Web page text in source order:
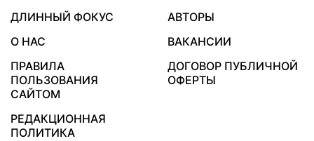
ДЛИННЫЙ ФОКУС
АВТОРЫ
О НАС
ВАКАНСИИ
ПРАВИЛА
ПОЛЬЗОВАНИЯ
САЙТОМ
ДОГОВОР ПУБЛИЧНОЙ
ОФЕРТЫ
РЕДАКЦИОННАЯ
ПОЛИТИКА